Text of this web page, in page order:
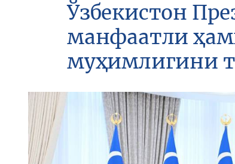
Ўзбекистон
манфаатли
муҳимлигини